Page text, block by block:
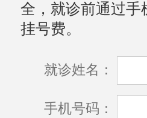
2. **手机官网**：如“
便捷的挂号服务。
3. **电话预约**：直
全，就诊前通过手
挂号费。
就诊姓名：
手机号码：